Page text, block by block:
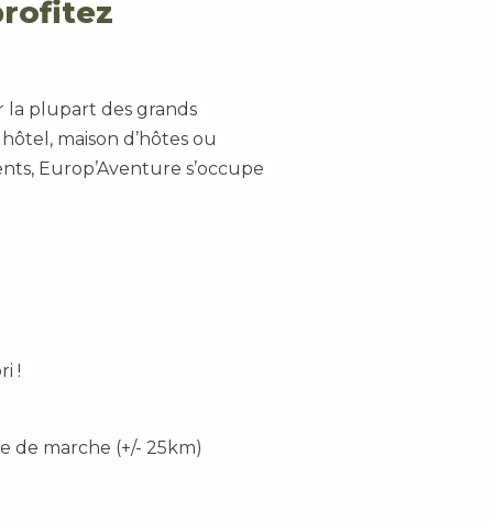
la plupart des grands
maison d’hôtes ou
Europ’Aventure s’occupe
!
de marche (+/- 25km)